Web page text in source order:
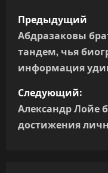
Н
а
в
и
г
а
Предыдущий
Абдразаковы
тандем, чья
информация
Следующий:
Александр Лойе
достижения